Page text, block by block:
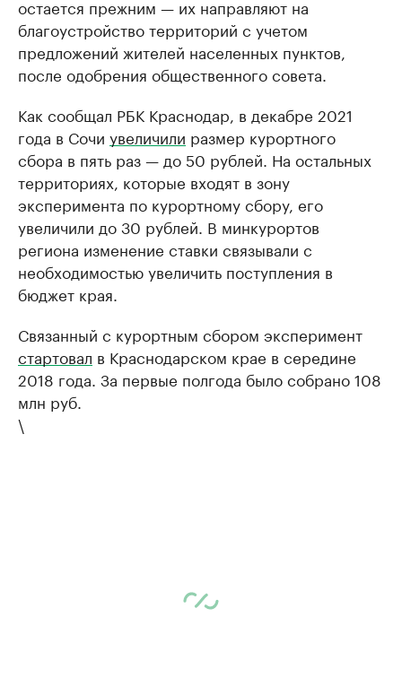
остается прежним — их направляют на
благоустройство территорий с учетом
предложений жителей населенных пунктов,
после одобрения общественного совета.
Как сообщал РБК Краснодар, в декабре 2021
года в Сочи увеличили размер курортного
сбора в пять раз — до 50 рублей. На остальных
территориях, которые входят в зону
эксперимента по курортному сбору, его
увеличили до 30 рублей. В минкурортов
региона изменение ставки связывали с
необходимостью увеличить поступления в
бюджет края.
Связанный с курортным сбором эксперимент
стартовал в Краснодарском крае в середине
2018 года. За первые полгода было собрано 108
млн руб.
\